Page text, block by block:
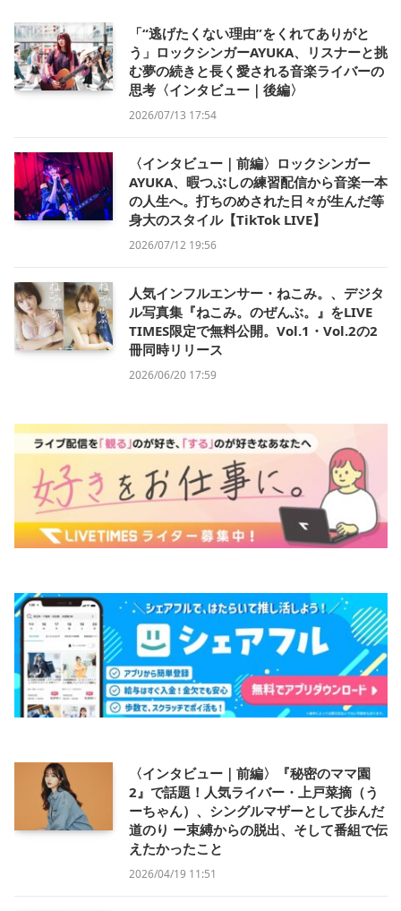
「“逃げたくない理由”をくれてありがと
う」ロックシンガーAYUKA、リスナーと挑
む夢の続きと長く愛される音楽ライバーの
思考〈インタビュー｜後編〉
2026/07/13 17:54
〈インタビュー｜前編〉ロックシンガー
AYUKA、暇つぶしの練習配信から音楽一本
の人生へ。打ちのめされた日々が生んだ等
身大のスタイル【TikTok LIVE】
2026/07/12 19:56
人気インフルエンサー・ねこみ。、デジタ
ル写真集『ねこみ。のぜんぶ。』をLIVE
TIMES限定で無料公開。Vol.1・Vol.2の2
冊同時リリース
2026/06/20 17:59
〈インタビュー｜前編〉『秘密のママ園
2』で話題！人気ライバー・上戸菜摘（う
ーちゃん）、シングルマザーとして歩んだ
道のり ー束縛からの脱出、そして番組で伝
えたかったこと
2026/04/19 11:51